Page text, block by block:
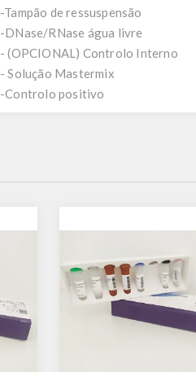
-Tampão de ressuspensão
-DNase/RNase água livre
- (OPCIONAL) Controlo Interno
- Solução Mastermix
-Controlo positivo